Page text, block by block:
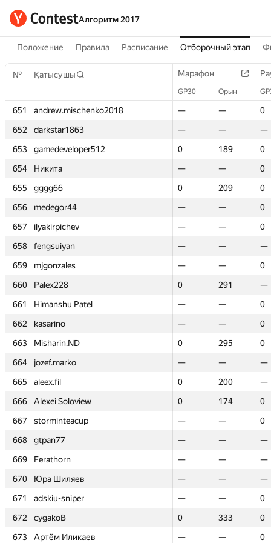
Алгоритм 2017
Положение Правила Расписание Отборочный этап
№ Қатысушы Марафон
GP30 Орын
651 andrew.mischenko2018 — —
0
652
darkstar1863 — —
—
653
gamedeveloper512 0 189
0
654
Никита — —
0
655
gggg66 0 209
0
656
medegor44 — —
0
657
ilyakirpichev — —
0
658
fengsuiyan — —
—
659
mjgonzales — —
0
660
Palex228 0 291
—
661
Himanshu Patel — —
0
662
kasarino — —
0
663
Misharin.ND 0 295
0
664
jozef.marko — —
—
665
aleex.fil 0 200
—
666
Alexei Soloview 0 174
0
667
storminteacup — —
0
668
gtpan77 — —
—
669
Ferathorn — —
—
670
Юра Шиляев — —
—
671
adskiu-sniper — —
0
672
cygakoB 0 333
0
673
Артём Иликаев — —
0
№ Қатысушы Марафон
GP30 Орын
651 andrew.mischenko2018 — —
0
652
darkstar1863 — —
—
653
gamedeveloper512 0 189
0
654
Никита — —
0
655
gggg66 0 209
0
656
medegor44 — —
0
657
ilyakirpichev — —
0
658
fengsuiyan — —
—
659
mjgonzales — —
0
660
Palex228 0 291
—
661
Himanshu Patel — —
0
662
kasarino — —
0
663
Misharin.ND 0 295
0
664
jozef.marko — —
—
665
aleex.fil 0 200
—
666
Alexei Soloview 0 174
0
667
storminteacup — —
0
668
gtpan77 — —
—
669
Ferathorn — —
—
670
Юра Шиляев — —
—
671
adskiu-sniper — —
0
672
cygakoB 0 333
0
673
Артём Иликаев — —
0